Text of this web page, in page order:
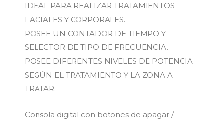
IDEAL PARA REALIZAR TRATAMIENTOS
FACIALES Y CORPORALES.
POSEE UN CONTADOR DE TIEMPO Y
SELECTOR DE TIPO DE FRECUENCIA.
POSEE DIFERENTES NIVELES DE POTENCIA
SEGÚN EL TRATAMIENTO Y LA ZONA A
TRATAR.
Consola digital con botones de apagar /